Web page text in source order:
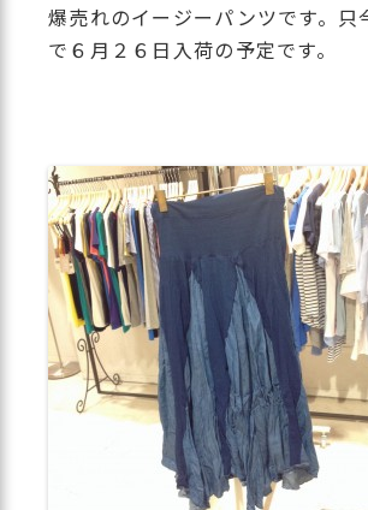
爆売れのイージーパンツです。只
で６月２６日入荷の予定です。